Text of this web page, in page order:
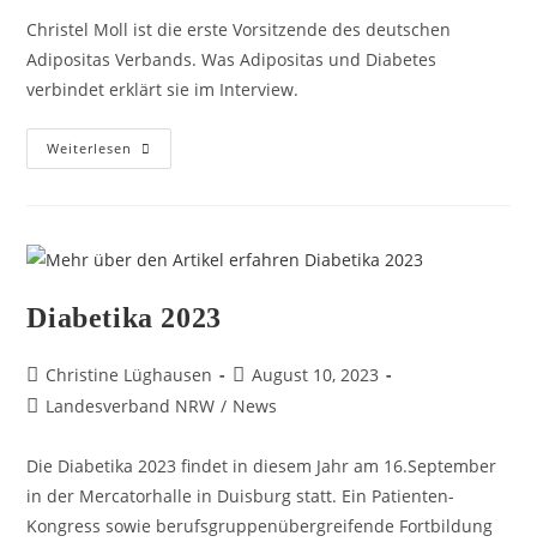
Christel Moll ist die erste Vorsitzende des deutschen
Adipositas Verbands. Was Adipositas und Diabetes
verbindet erklärt sie im Interview.
Weiterlesen
Diabetika 2023
Christine Lüghausen
August 10, 2023
Landesverband NRW / News
Die Diabetika 2023 findet in diesem Jahr am 16.September
in der Mercatorhalle in Duisburg statt. Ein Patienten-
Kongress sowie berufsgruppenübergreifende Fortbildung